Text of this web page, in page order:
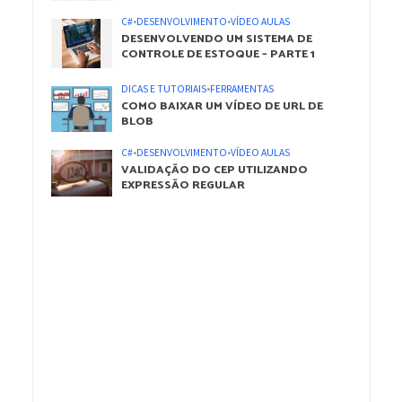
C#•DESENVOLVIMENTO•VÍDEO AULAS
DESENVOLVENDO UM SISTEMA DE
CONTROLE DE ESTOQUE – PARTE 1
DICAS E TUTORIAIS•FERRAMENTAS
COMO BAIXAR UM VÍDEO DE URL DE
BLOB
C#•DESENVOLVIMENTO•VÍDEO AULAS
VALIDAÇÃO DO CEP UTILIZANDO
EXPRESSÃO REGULAR